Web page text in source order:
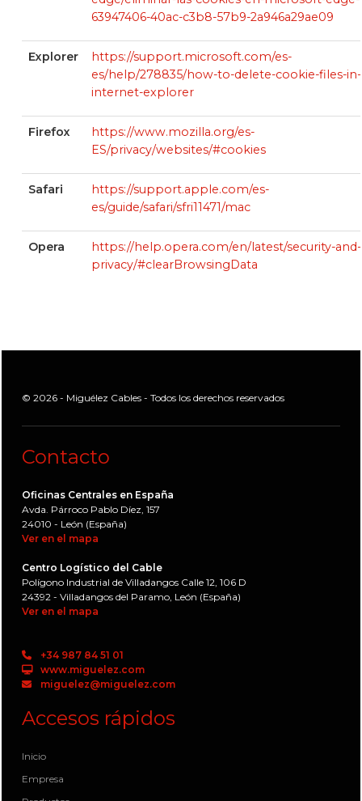
63947406-40ac-c3b8-57b9-2a946a29ae09
Explorer
https://support.microsoft.com/es-
es/help/278835/how-to-delete-cookie-files-in-
internet-explorer
Firefox
https://www.mozilla.org/es-
ES/privacy/websites/#cookies
Safari
https://support.apple.com/es-
es/guide/safari/sfri11471/mac
Opera
https://help.opera.com/en/latest/security-and-
privacy/#clearBrowsingData
© 2026 - Miguélez Cables - Todos los derechos reservados
Contacto
Oficinas Centrales en España
Avda. Párroco Pablo Díez, 157
24010 - León (España)
Ver en el mapa
Centro Logístico del Cable
Polígono Industrial de Villadangos Calle 12, 106 D
24392 - Villadangos del Paramo, León (España)
Ver en el mapa
+34 987 84 51 01
www.miguelez.com
miguelez@miguelez.com
Accesos rápidos
Inicio
Empresa